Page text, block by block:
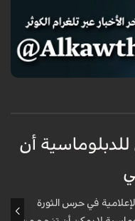
أن
في حرس الثورة